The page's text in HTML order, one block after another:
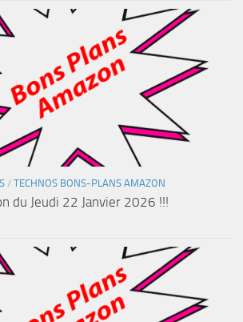
/ TECHNOS BONS-PLANS AMAZON
du Jeudi 22 Janvier 2026 !!!